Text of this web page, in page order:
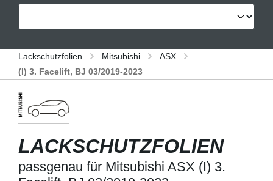
Lackschutzfolien Mitsubishi
ASX
(I) 3. Facelift, BJ 03/2019-2023
LACKSCHUTZFOLIEN
passgenau für Mitsubishi ASX (I) 3.